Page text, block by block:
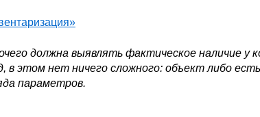
должна выявлять фактическое наличие
в этом нет ничего сложного: объект либо
параметров.